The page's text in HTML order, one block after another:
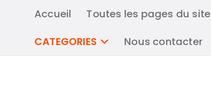
Accueil Toutes les pages du site
CATEGORIES
Nous contacter